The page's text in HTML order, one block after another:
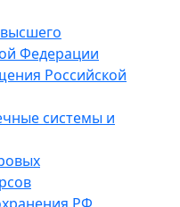
Федерации
Российской
системы и